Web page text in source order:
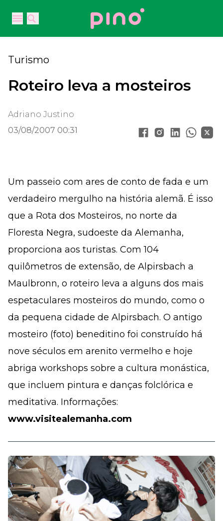
Open main menu
Open main menu
Your Company
Turismo
Roteiro leva a mosteiros
Adriano Justino
03/08/2007 00:31
Um passeio com ares de conto de fada e um
verdadeiro mergulho na história alemã. É isso
que a Rota dos Mosteiros, no norte da
Floresta Negra, sudoeste da Alemanha,
proporciona aos turistas. Com 104
quilômetros de extensão, de Alpirsbach a
Maulbronn, o roteiro leva a alguns dos mais
espetaculares mosteiros do mundo, como o
da pequena cidade de Alpirsbach. O antigo
mosteiro (foto) beneditino foi construído há
nove séculos em arenito vermelho e hoje
abriga workshops sobre a cultura monástica,
que incluem pintura e danças folclórica e
meditativa. Informações:
www.visitealemanha.com